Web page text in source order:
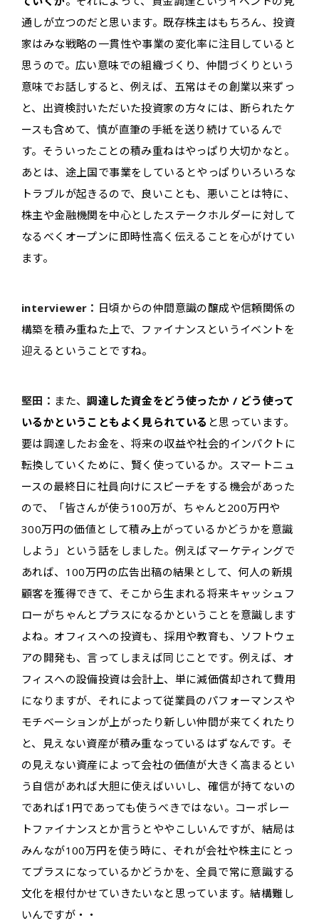
通しが立つのだと思います。既存株主はもちろん、投資
家はみな戦略の一貫性や事業の変化率に注目していると
思うので。広い意味での組織づくり、仲間づくりという
意味でお話しすると、例えば、五常はその創業以来ずっ
と、出資検討いただいた投資家の方々には、断られたケ
ースも含めて、慎が直筆の手紙を送り続けているんで
す。そういったことの積み重ねはやっぱり大切かなと。
あとは、途上国で事業をしているとやっぱりいろいろな
トラブルが起きるので、良いことも、悪いことは特に、
株主や金融機関を中心としたステークホルダーに対して
なるべくオープンに即時性高く伝えることを心がけてい
ます。
interviewer： 日頃からの仲間意識の醸成や信頼関係の
構築を積み重ねた上で、ファイナンスというイベントを
迎えるということですね。
堅田： また、調達した資金をどう使ったか / どう使って
いるかということもよく見られている と思っています。
要は調達したお金を、将来の収益や社会的インパクトに
転換していくために、賢く使っているか。スマートニュ
ースの最終日に社員向けにスピーチをする機会があった
ので、「皆さんが使う100万が、ちゃんと200万円や
300万円の価値として積み上がっているかどうかを意識
しよう」という話をしました。例えばマーケティングで
あれば、100万円の広告出稿の結果として、何人の新規
顧客を獲得できて、そこから生まれる将来キャッシュフ
ローがちゃんとプラスになるかということを意識します
よね。オフィスへの投資も、採用や教育も、ソフトウェ
アの開発も、言ってしまえば同じことです。例えば、オ
フィスへの設備投資は会計上、単に減価償却されて費用
になりますが、それによって従業員のパフォーマンスや
モチベーションが上がったり新しい仲間が来てくれたり
と、見えない資産が積み重なっているはずなんです。そ
の見えない資産によって会社の価値が大きく高まるとい
う自信があれば大胆に使えばいいし、確信が持てないの
であれば1円であっても使うべきではない。コーポレー
トファイナンスとか言うとややこしいんですが、結局は
みんなが100万円を使う時に、それが会社や株主にとっ
てプラスになっているかどうかを、全員で常に意識する
文化を根付かせていきたいなと思っています。結構難し
いんですが・・